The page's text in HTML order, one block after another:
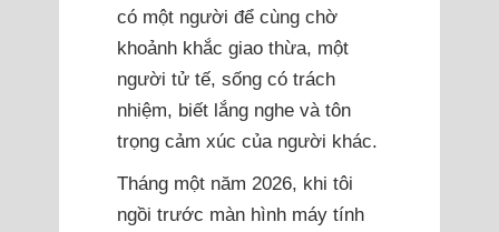
có một người để cùng chờ
khoảnh khắc giao thừa, một
người tử tế, sống có trách
nhiệm, biết lắng nghe và tôn
trọng cảm xúc của người khác.
Tháng một năm 2026, khi tôi
ngồi trước màn hình máy tính